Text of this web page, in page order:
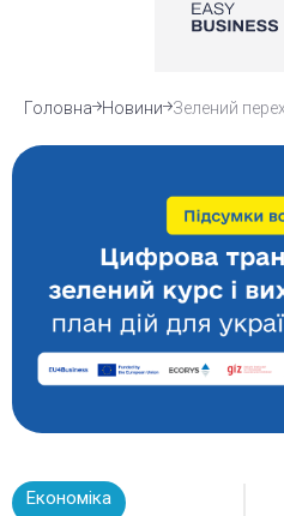
Головна Новини
Економіка